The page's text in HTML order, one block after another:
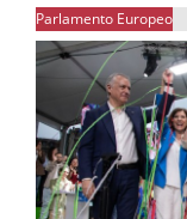
Parlamento Europeo